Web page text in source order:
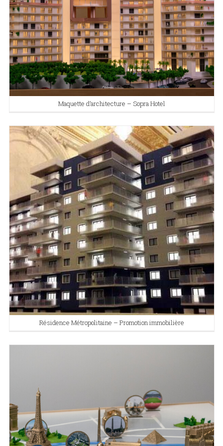
Maquette d’architecture – Sopra Hotel
Résidence Métropolitaine – Promotion immobilière